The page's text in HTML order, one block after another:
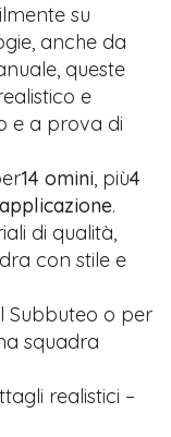
su
anche da
queste
e
e a prova di
14 omini, più4
.
di qualità,
con stile e
Subbuteo o per
squadra
realistici –